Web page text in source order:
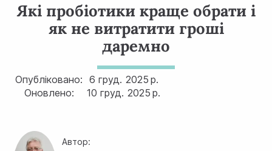
Які пробіотики краще обрати і
як не витратити гроші
даремно
Опубліковано: 6 груд. 2025 р.
Оновлено:
10 груд. 2025 р.
Автор: